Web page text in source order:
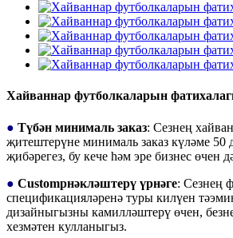
Хайваннар футболкаларын
● Түбән минималь заказ: Сезнең
җитештерүне минималь заказ күләме 50
җибәрегез, бу кече һәм эре бизнес өчен
● Customрнәкләштерү үрнәге: Сезнең
спецификацияләренә туры килүен
дизайныгызны камилләштерү өчен,
хезмәтен кулланыгыз.